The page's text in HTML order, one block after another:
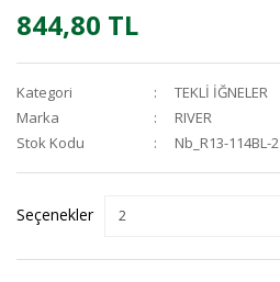
844,80 TL
Kategori
TEKLİ İĞNELER
Marka
RIVER
Stok Kodu
Nb_R13-114BL-2
Seçenekler